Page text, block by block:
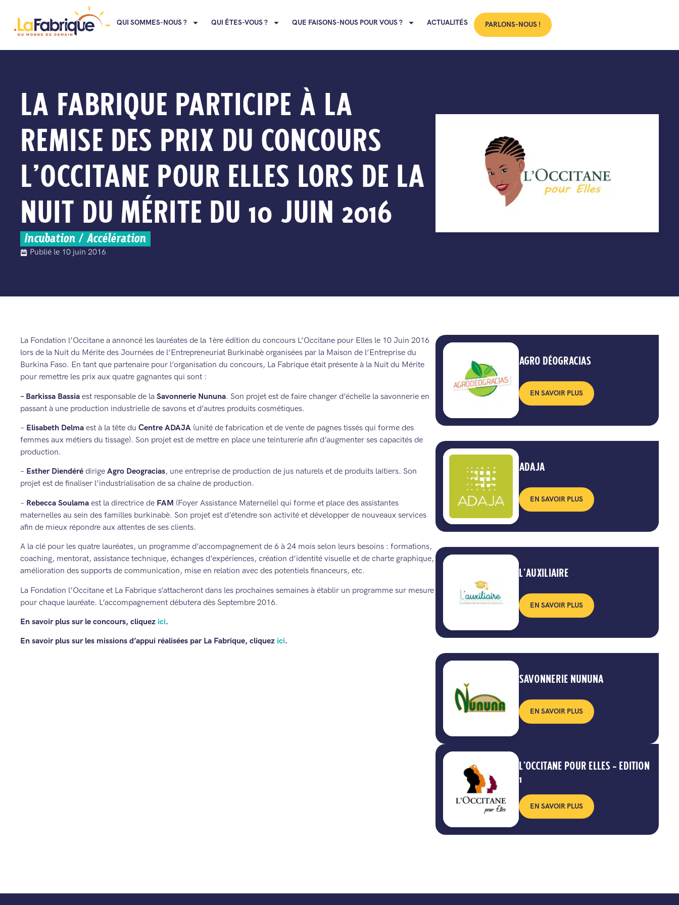
QUI SOMMES-NOUS ? QUI ÊTES-VOUS ? QUE FAISONS-NOUS POUR VOUS ? ACTUALITÉS PARLONS-NOUS !
LA FABRIQUE PARTICIPE À LA
REMISE DES PRIX DU CONCOURS
L’OCCITANE POUR ELLES LORS DE LA
NUIT DU MÉRITE DU 10 JUIN 2016
Incubation / Accélération
Publié le 10 juin 2016
La Fondation l’Occitane a annoncé les lauréates de la 1ère édition du concours L’Occitane pour Elles le 10 Juin 2016
lors de la Nuit du Mérite des Journées de l’Entrepreneuriat Burkinabè organisées par la Maison de l’Entreprise du
Burkina Faso. En tant que partenaire pour l’organisation du concours, La Fabrique était présente à la Nuit du Mérite
pour remettre les prix aux quatre gagnantes qui sont :
– Barkissa Bassia est responsable de laSavonnerie Nununa. Son projet est de faire changer d’échelle la savonnerie en
passant à une production industrielle de savons et d’autres produits cosmétiques.
– Elisabeth Delma est à la tête duCentre ADAJA (unité de fabrication et de vente de pagnes tissés qui forme des
femmes aux métiers du tissage). Son projet est de mettre en place une teinturerie afin d’augmenter ses capacités de
production.
– Esther Diendéré dirigeAgro Deogracias, une entreprise de production de jus naturels et de produits laitiers. Son
projet est de finaliser l’industrialisation de sa chaîne de production.
– Rebecca Soulama est la directrice de FAM (Foyer Assistance Maternelle) qui forme et place des assistantes
maternelles au sein des familles burkinabè. Son projet est d’étendre son activité et développer de nouveaux services
afin de mieux répondre aux attentes de ses clients.
A la clé pour les quatre lauréates, un programme d’accompagnement de 6 à 24 mois selon leurs besoins : formations,
coaching, mentorat, assistance technique, échanges d’expériences, création d’identité visuelle et de charte graphique,
amélioration des supports de communication, mise en relation avec des potentiels financeurs, etc.
La Fondation l’Occitane et La Fabrique s’attacheront dans les prochaines semaines à établir un programme sur mesure
pour chaque lauréate. L’accompagnement débutera dès Septembre 2016.
En savoir plus sur le concours, cliquez ici.
En savoir plus sur les missions d’appui réalisées par La Fabrique, cliquez ici.
AGRO DÉOGRACIAS
EN SAVOIR PLUS
ADAJA
EN SAVOIR PLUS
L’AUXILIAIRE
EN SAVOIR PLUS
SAVONNERIE NUNUNA
EN SAVOIR PLUS
L’OCCITANE POUR ELLES – EDITION
1
EN SAVOIR PLUS